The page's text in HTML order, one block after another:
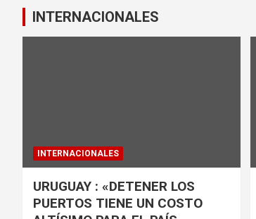
INTERNACIONALES
INTERNACIONALES
URUGUAY : «DETENER LOS
PUERTOS TIENE UN COSTO